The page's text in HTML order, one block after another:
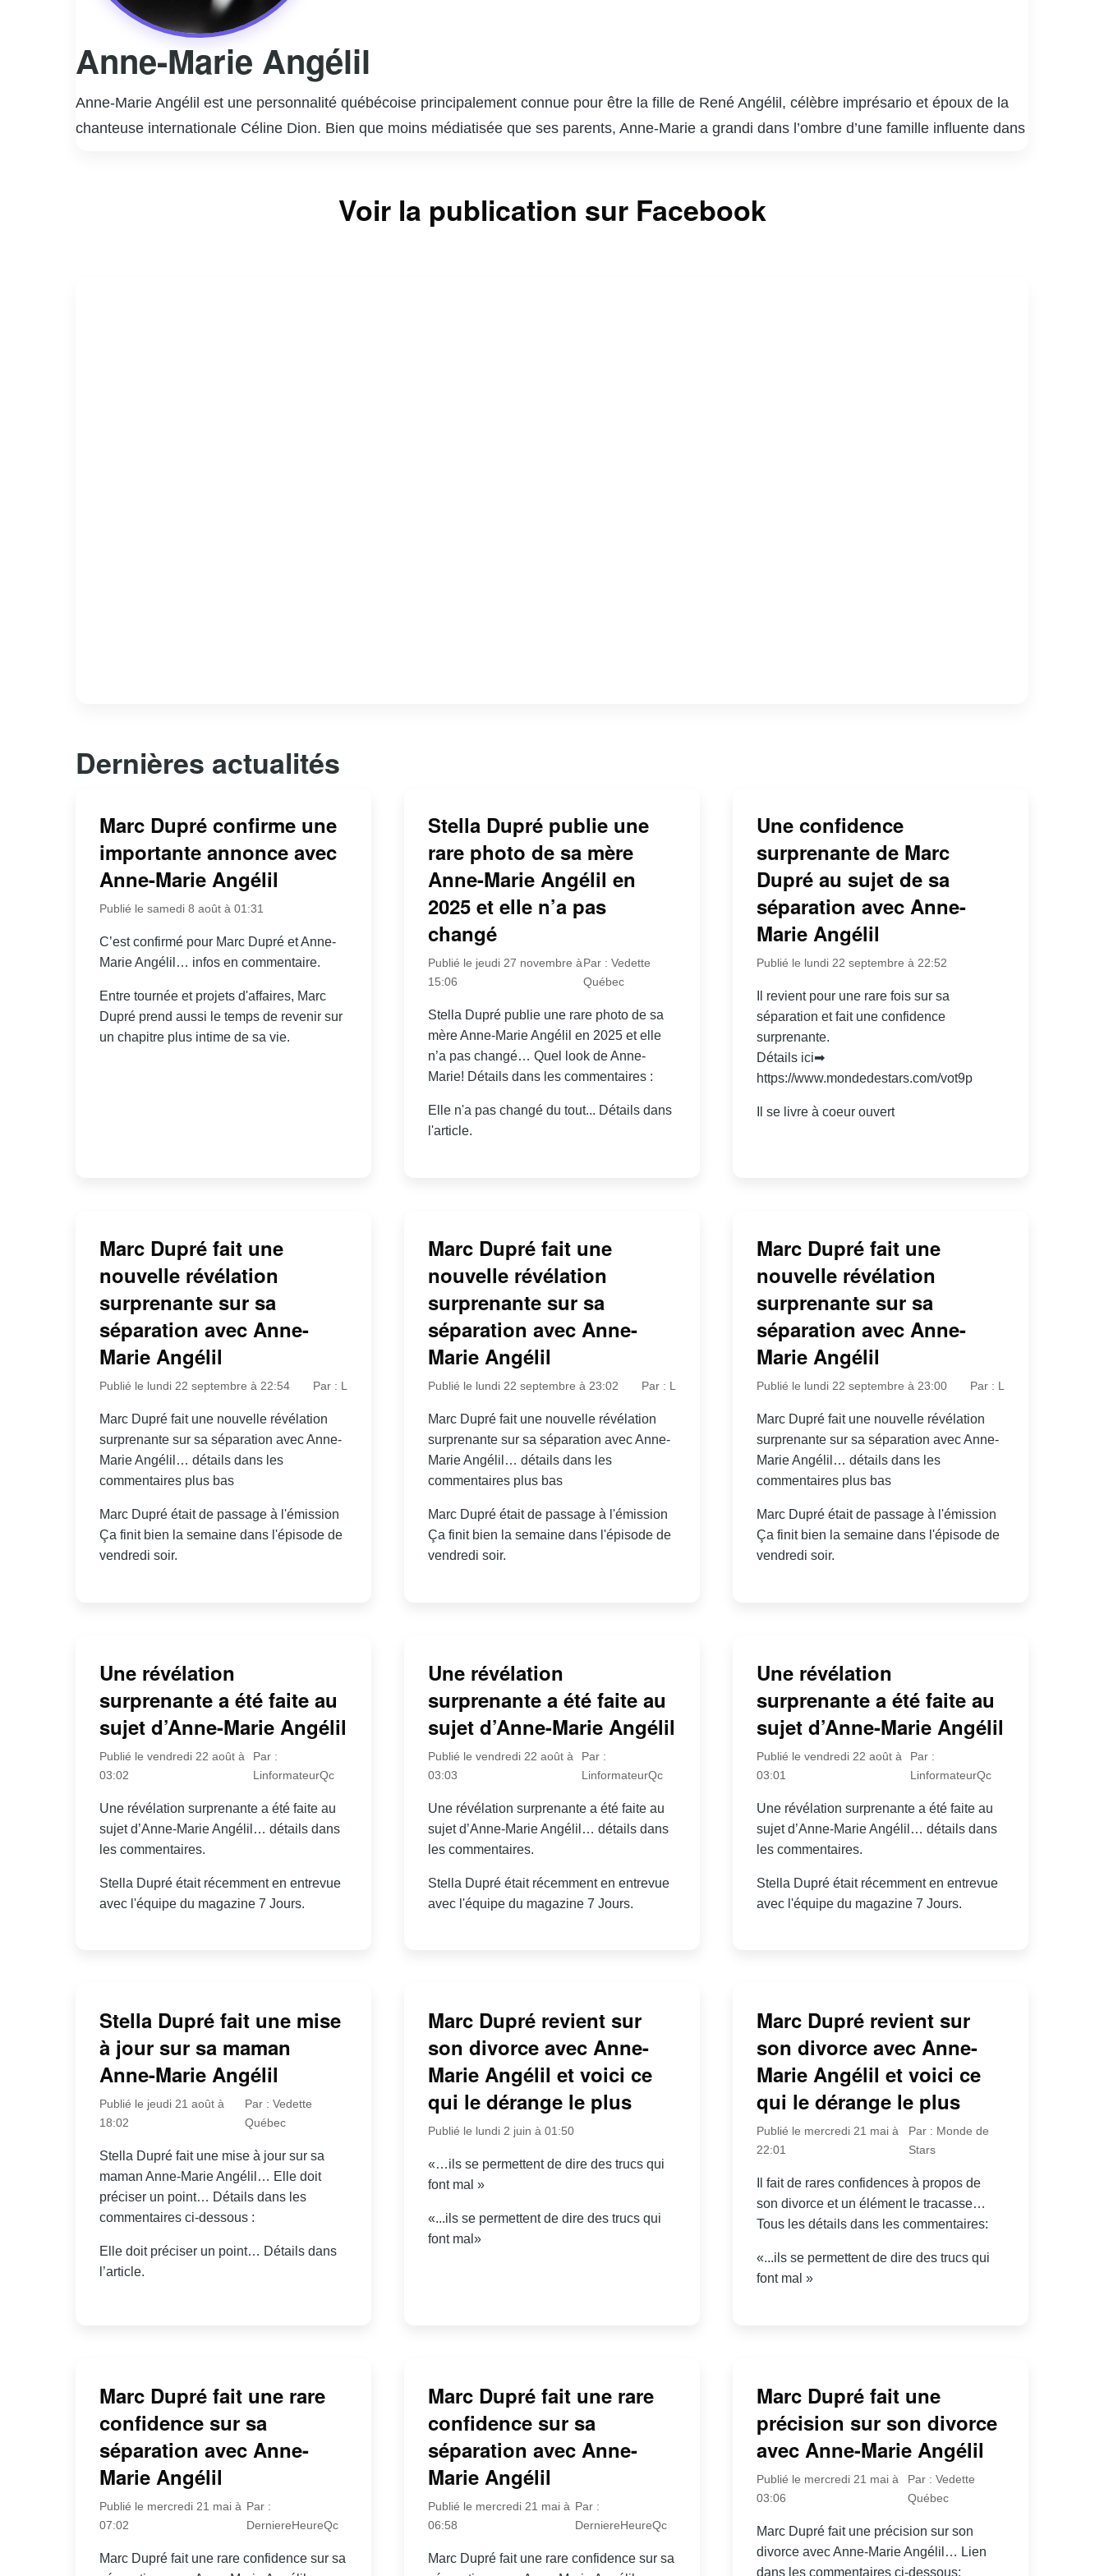
Anne-Marie Angélil
Anne-Marie Angélil est une personnalité québécoise principalement connue pour être la fille de René Angélil, célèbre imprésario et époux de la
chanteuse internationale Céline Dion. Bien que moins médiatisée que ses parents, Anne-Marie a grandi dans l’ombre d’une famille influente dans
famille. Anne-Marie est également reconnue pour son implication dans diverses œuvres caritatives, suivant ainsi l’exemple de ses parents qui ont
toujours soutenu des causes philanthropiques. Sa contribution à la communauté et son rôle au sein de la famille Angélil-Dion témoignent de son
Voir la publication sur Facebook
Dernières actualités
Marc Dupré confirme une
importante annonce avec
Anne-Marie Angélil
Publié le samedi 8 août à 01:31
C’est confirmé pour Marc Dupré et Anne-
Marie Angélil… infos en commentaire.
Entre tournée et projets d'affaires, Marc
Dupré prend aussi le temps de revenir sur
un chapitre plus intime de sa vie.
Stella Dupré publie une
rare photo de sa mère
Anne-Marie Angélil en
2025 et elle n’a pas
changé
Publié le jeudi 27 novembre à
15:06
Par : Vedette
Québec
Stella Dupré publie une rare photo de sa
mère Anne-Marie Angélil en 2025 et elle
n’a pas changé… Quel look de Anne-
Marie! Détails dans les commentaires :
Elle n'a pas changé du tout... Détails dans
l'article.
Une confidence
surprenante de Marc
Dupré au sujet de sa
séparation avec Anne-
Marie Angélil
Publié le lundi 22 septembre à 22:52
Il revient pour une rare fois sur sa
séparation et fait une confidence
surprenante.
Détails ici➡
https://www.mondedestars.com/vot9p
Il se livre à coeur ouvert
Marc Dupré fait une
nouvelle révélation
surprenante sur sa
séparation avec Anne-
Marie Angélil
Publié le lundi 22 septembre à 22:54 Par : L
Marc Dupré fait une nouvelle révélation
surprenante sur sa séparation avec Anne-
Marie Angélil… détails dans les
commentaires plus bas
Marc Dupré était de passage à l'émission
Ça finit bien la semaine dans l'épisode de
vendredi soir.
Marc Dupré fait une
nouvelle révélation
surprenante sur sa
séparation avec Anne-
Marie Angélil
Publié le lundi 22 septembre à 23:02 Par : L
Marc Dupré fait une nouvelle révélation
surprenante sur sa séparation avec Anne-
Marie Angélil… détails dans les
commentaires plus bas
Marc Dupré était de passage à l'émission
Ça finit bien la semaine dans l'épisode de
vendredi soir.
Marc Dupré fait une
nouvelle révélation
surprenante sur sa
séparation avec Anne-
Marie Angélil
Publié le lundi 22 septembre à 23:00 Par : L
Marc Dupré fait une nouvelle révélation
surprenante sur sa séparation avec Anne-
Marie Angélil… détails dans les
commentaires plus bas
Marc Dupré était de passage à l'émission
Ça finit bien la semaine dans l'épisode de
vendredi soir.
Une révélation
surprenante a été faite au
sujet d’Anne-Marie Angélil
Publié le vendredi 22 août à
03:02
Par :
LinformateurQc
Une révélation surprenante a été faite au
sujet d’Anne-Marie Angélil… détails dans
les commentaires.
Stella Dupré était récemment en entrevue
avec l'équipe du magazine 7 Jours.
Une révélation
surprenante a été faite au
sujet d’Anne-Marie Angélil
Publié le vendredi 22 août à
03:03
Par :
LinformateurQc
Une révélation surprenante a été faite au
sujet d’Anne-Marie Angélil… détails dans
les commentaires.
Stella Dupré était récemment en entrevue
avec l'équipe du magazine 7 Jours.
Une révélation
surprenante a été faite au
sujet d’Anne-Marie Angélil
Publié le vendredi 22 août à
03:01
Par :
LinformateurQc
Une révélation surprenante a été faite au
sujet d’Anne-Marie Angélil… détails dans
les commentaires.
Stella Dupré était récemment en entrevue
avec l'équipe du magazine 7 Jours.
Stella Dupré fait une mise
à jour sur sa maman
Anne-Marie Angélil
Publié le jeudi 21 août à
18:02
Par : Vedette
Québec
Stella Dupré fait une mise à jour sur sa
maman Anne-Marie Angélil… Elle doit
préciser un point… Détails dans les
commentaires ci-dessous :
Elle doit préciser un point… Détails dans
l’article.
Marc Dupré revient sur
son divorce avec Anne-
Marie Angélil et voici ce
qui le dérange le plus
Publié le lundi 2 juin à 01:50
«…ils se permettent de dire des trucs qui
font mal »
«...ils se permettent de dire des trucs qui
font mal»
Marc Dupré revient sur
son divorce avec Anne-
Marie Angélil et voici ce
qui le dérange le plus
Publié le mercredi 21 mai à
22:01
Par : Monde de
Stars
Il fait de rares confidences à propos de
son divorce et un élément le tracasse…
Tous les détails dans les commentaires:
«...ils se permettent de dire des trucs qui
font mal »
Marc Dupré fait une rare
confidence sur sa
séparation avec Anne-
Marie Angélil
Publié le mercredi 21 mai à
07:02
Par :
DerniereHeureQc
Marc Dupré fait une rare confidence sur sa
Marc Dupré fait une rare
confidence sur sa
séparation avec Anne-
Marie Angélil
Publié le mercredi 21 mai à
06:58
Par :
DerniereHeureQc
Marc Dupré fait une rare confidence sur sa
Marc Dupré fait une
précision sur son divorce
avec Anne-Marie Angélil
Publié le mercredi 21 mai à
03:06
Par : Vedette
Québec
Marc Dupré fait une précision sur son
divorce avec Anne-Marie Angélil… Lien
dans les commentaires ci-dessous: